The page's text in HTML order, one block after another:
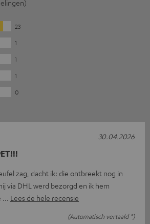
23
1
1
1
0
zag, dacht ik: die ontbreekt nog in
via DHL werd bezorgd en ik hem
Lees de hele recensie
(Automatisch vertaald *)
30.04.2026